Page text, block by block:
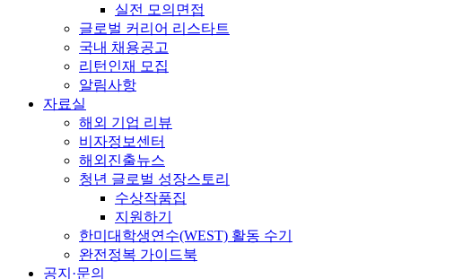
실전 모의면접
글로벌 커리어 리스타트
국내 채용공고
리턴인재 모집
알림사항
자료실
해외 기업 리뷰
비자정보센터
해외진출뉴스
청년 글로벌 성장스토리
수상작품집
지원하기
한미대학생연수(WEST) 활동 수기
완전정복 가이드북
공지·문의